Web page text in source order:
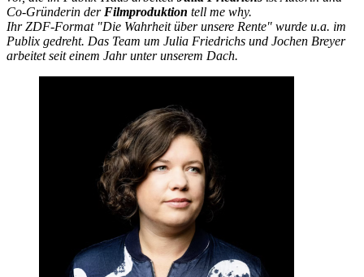
Co-Gründerin derFilmproduktion tell me why.
Ihr ZDF-Format "Die Wahrheit über unsere Rente" wurde u.a. im
Publix gedreht. Das Team um Julia Friedrichs und Jochen Breyer
arbeitet seit einem Jahr unter unserem Dach.